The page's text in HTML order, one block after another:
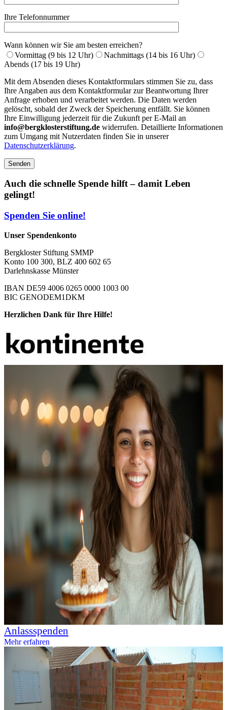
Ihre Telefonnummer
Wann können wir Sie am besten erreichen?
Vormittag (9 bis 12 Uhr)
Nachmittags (14 bis 16 Uhr)
Abends (17 bis 19 Uhr)
Mit dem Absenden dieses Kontaktformulars stimmen Sie zu, dass
Ihre Angaben aus dem Kontaktformular zur Beantwortung Ihrer
Anfrage erhoben und verarbeitet werden. Die Daten werden
gelöscht, sobald der Zweck der Speicherung entfällt. Sie können
Ihre Einwilligung jederzeit für die Zukunft per E-Mail an
info@bergklosterstiftung.de widerrufen. Detaillierte Informationen
zum Umgang mit Nutzerdaten finden Sie in unserer
Datenschutzerklärung.
Auch die schnelle Spende hilft – damit Leben
gelingt!
Spenden Sie online!
Unser Spendenkonto
Bergkloster Stiftung SMMP
Konto 100 300, BLZ 400 602 65
Darlehnskasse Münster
IBAN DE59 4006 0265 0000 1003 00
BIC GENODEM1DKM
Herzlichen Dank für Ihre Hilfe!
Anlassspenden
Mehr erfahren